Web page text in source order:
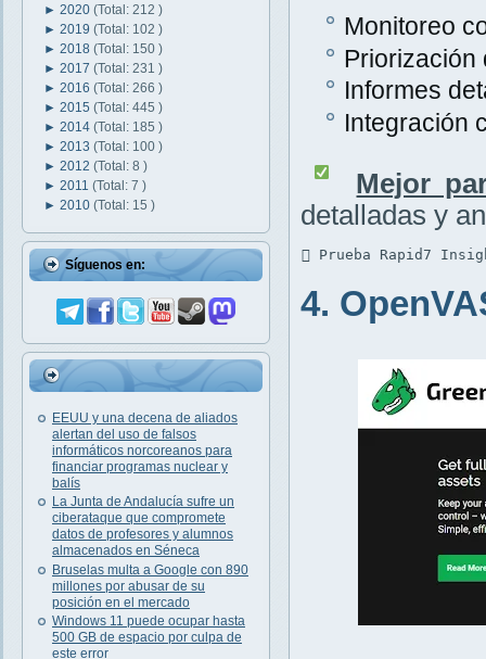
► 2020 (Total: 212 )
► 2019 (Total: 102 )
► 2018 (Total: 150 )
► 2017 (Total: 231 )
► 2016 (Total: 266 )
► 2015 (Total: 445 )
► 2014 (Total: 185 )
► 2013 (Total: 100 )
► 2012 (Total: 8 )
► 2011 (Total: 7 )
► 2010 (Total: 15 )
Síguenos en:
EEUU y una decena de aliados
alertan del uso de falsos
informáticos norcoreanos para
financiar programas nuclear y
balís
La Junta de Andalucía sufre un
ciberataque que compromete
datos de profesores y alumnos
almacenados en Séneca
Bruselas multa a Google con 890
millones por abusar de su
posición en el mercado
Windows 11 puede ocupar hasta
500 GB de espacio por culpa de
este error
Monitoreo
Priorización
Informes
Integración
Mejor
detalladas y
 Prueba Rapid7
4.